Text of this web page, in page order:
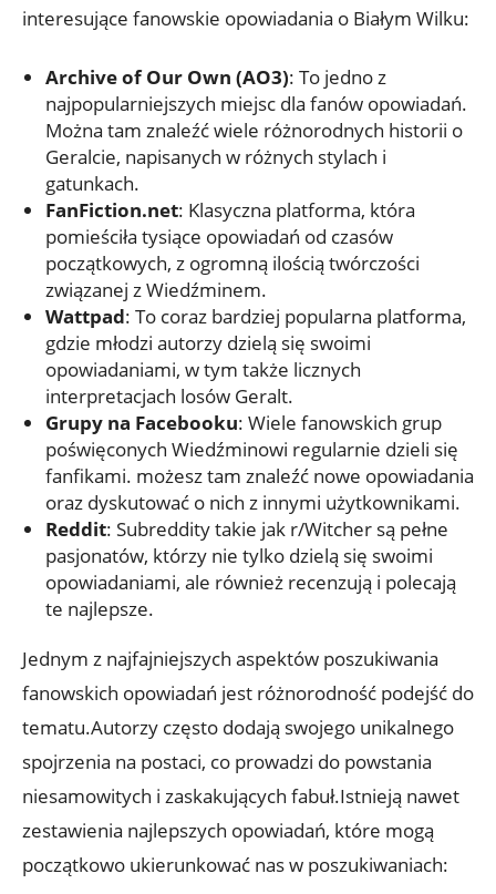
interesujące fanowskie opowiadania o Białym Wilku:
Archive of Our Own (AO3): To jedno z
najpopularniejszych miejsc dla fanów opowiadań.
Można tam znaleźć wiele różnorodnych historii o
Geralcie, napisanych w różnych stylach i
gatunkach.
FanFiction.net: Klasyczna platforma, która
pomieściła tysiące opowiadań od czasów
początkowych, z ogromną ilością twórczości
związanej z Wiedźminem.
Wattpad: To coraz bardziej popularna platforma,
gdzie młodzi autorzy dzielą się swoimi
opowiadaniami, w tym także licznych
interpretacjach losów Geralt.
Grupy na Facebooku: Wiele fanowskich grup
poświęconych Wiedźminowi regularnie dzieli się
fanfikami. możesz tam znaleźć nowe opowiadania
oraz dyskutować o nich z innymi użytkownikami.
Reddit: Subreddity takie jak r/Witcher są pełne
pasjonatów, którzy nie tylko dzielą się swoimi
opowiadaniami, ale również recenzują i polecają
te najlepsze.
Jednym z najfajniejszych aspektów poszukiwania
fanowskich opowiadań jest różnorodność podejść do
tematu.Autorzy często dodają swojego unikalnego
spojrzenia na postaci, co prowadzi do powstania
niesamowitych i zaskakujących fabuł.Istnieją nawet
zestawienia najlepszych opowiadań, które mogą
początkowo ukierunkować nas w poszukiwaniach: